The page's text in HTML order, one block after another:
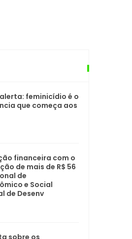
feminicídio é o
que começa aos
financeira com o
de mais de R$ 56
de
e Social
de Desenv
sobre os